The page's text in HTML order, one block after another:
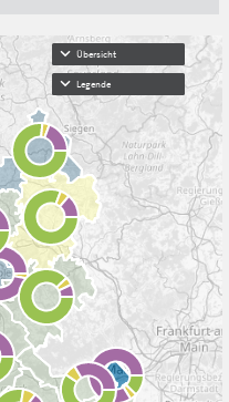
Übersicht
Legende